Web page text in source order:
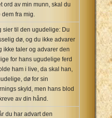
ord av min munn, skal du
fra mig.
sier til den ugudelige: Du
dø, og du ikke advarer
ikke taler og advarer den
for hans ugudelige ferd
ham i live, da skal han,
dø for sin
skyld, men hans blod
av din hånd.
du har advart den